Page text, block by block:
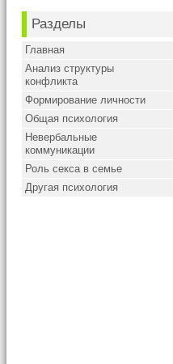
Разделы
Главная
Анализ структуры
конфликта
Формирование личности
Общая психология
Невербальные
коммуникации
Роль секса в семье
Другая психология